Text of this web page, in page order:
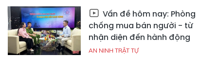
Vấn đề hôm nay: Phòng
chống mua bán người - từ
nhận diện đến hành động
AN NINH TRẬT TỰ